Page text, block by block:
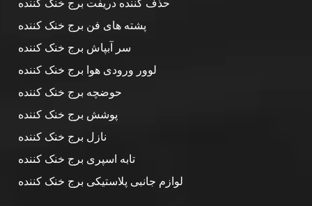
پشته های فن برج خنک کننده
سر آبپاش برج خنک کننده
لوور ورودی هوا برج خنک کننده
حوضچه برج خنک کننده
پوشش برج خنک کننده
نازل برج خنک کننده
تابه اسپری برج خنک کننده
لوازم جانبی پلاستیکی برج خنک کننده